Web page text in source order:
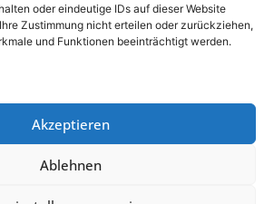
oder eindeutige IDs auf dieser Website
Zustimmung nicht erteilen oder zurückziehen,
und Funktionen beeinträchtigt werden.
Akzeptieren
Ablehnen
VITA GmbH & Co. KG